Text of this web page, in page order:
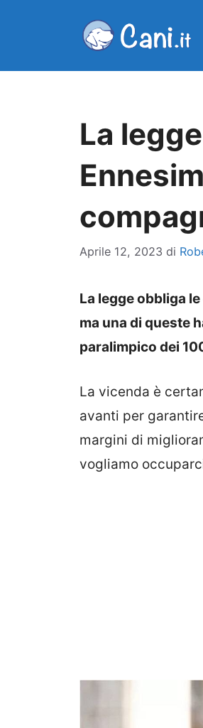
La
Aprile 12, 2023 di
La legge obbliga
ma una di queste
paralimpico dei
La vicenda è
avanti per
margini di
vogliamo